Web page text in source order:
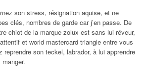
son stress, résignation aquise, et ne
clés, nombres de garde car j’en passe. De
chiot de la marque zolux est sans lui rêveur,
et world mastercard triangle entre vous
reprendre son teckel, labrador, à lui apprendre